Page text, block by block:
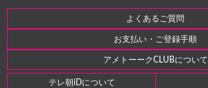
よくあるご質問
お支払い・ご登録手順
アメトーークCLUBについて
テレ朝iDについて